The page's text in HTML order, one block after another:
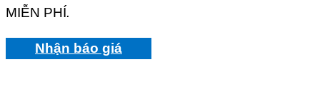
MIỄN PHÍ.
Nhận báo giá